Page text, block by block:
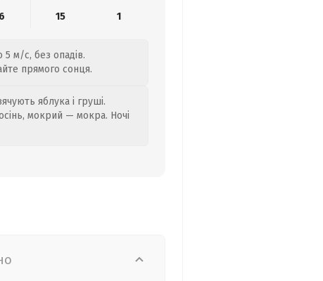
6 15 1
5 м/с, без опадів.
прямого сонця.
яблука і груші.
мокрий — мокра. Ночі